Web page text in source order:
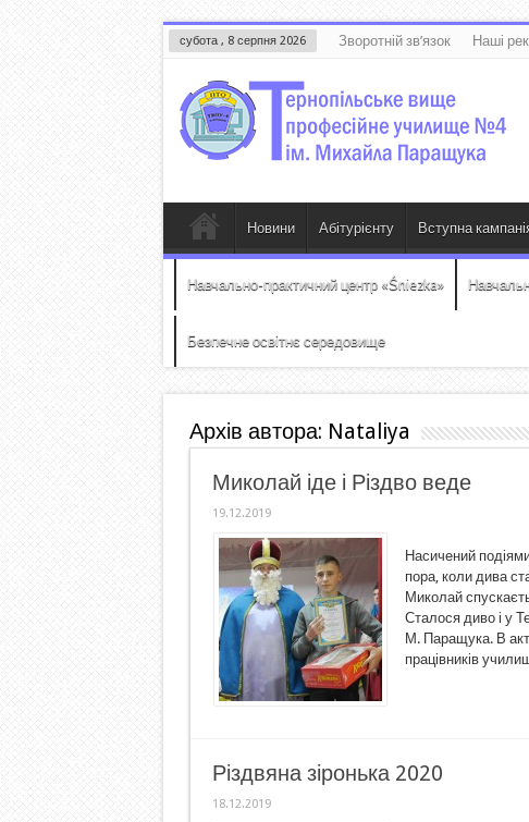
субота , 8 серпня 2026 Зворотній зв’язок Наші
Новини Абітурієнту Вступна
Навчально-практичний центр «Śniezka»
Безпечне освітнє середовище
Архів автора: Nataliya
Миколай іде і Різдво веде
19.12.2019
Насичений
пора, коли дива
Миколай
Сталося диво і у
М. Паращука. В
працівників
Різдвяна зіронька 2020
18.12.2019